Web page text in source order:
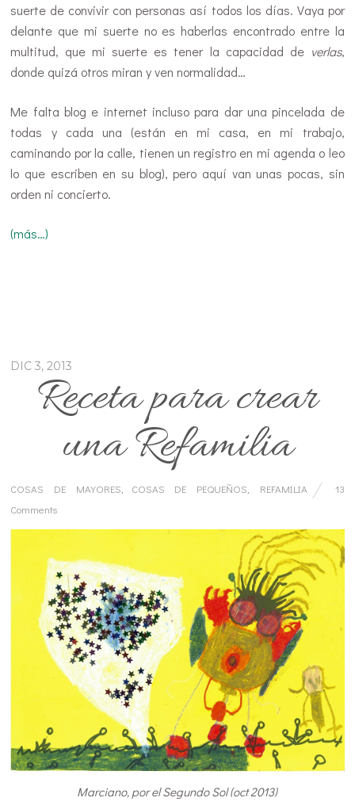
suerte de convivir con personas así todos los días. Vaya por
delante que mi suerte no es haberlas encontrado entre la
multitud, que mi suerte es tener la capacidad de verlas,
donde quizá otros miran y ven normalidad…
Me falta blog e internet incluso para dar una pincelada de
todas y cada una (están en mi casa, en mi trabajo,
caminando por la calle, tienen un registro en mi agenda o leo
lo que escriben en su blog), pero aquí van unas pocas, sin
orden ni concierto.
(más…)
DIC 3, 2013
Receta para crear
una Refamilia
COSAS DE MAYORES COSAS DE PEQUEÑOS REFAMILIA
13
Comments
Marciano, por el Segundo Sol (oct 2013)